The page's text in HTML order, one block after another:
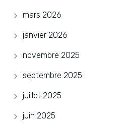
mars 2026
janvier 2026
novembre 2025
septembre 2025
juillet 2025
juin 2025